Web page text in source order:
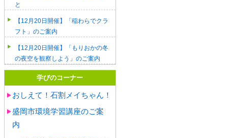
と
【12月20日開催】「稲わらでクラ
フト」のご案内
【12月20日開催】「もりおかの冬
の夜空を観察しよう」のご案内
学びのコーナー
おしえて！石割メイちゃん！
盛岡市環境学習講座のご案
内